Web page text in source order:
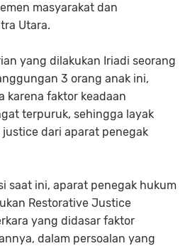
masyarakat dan
Utara.
yang dilakukan Iriadi seorang
3 orang anak ini,
karena faktor keadaan
terpuruk, sehingga layak
dari aparat penegak
saat ini, aparat penegak hukum
Restorative Justice
yang didasar faktor
dalam persoalan yang